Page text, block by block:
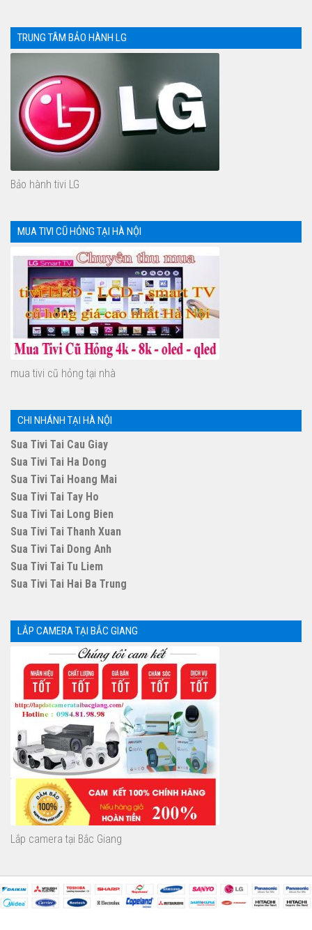
TRUNG TÂM BẢO HÀNH LG
Bảo hành tivi LG
MUA TIVI CŨ HỎNG TẠI HÀ NỘI
mua tivi cũ hỏng tại nhà
CHI NHÁNH TẠI HÀ NỘI
Sua Tivi Tai Cau Giay
Sua Tivi Tai Ha Dong
Sua Tivi Tai Hoang Mai
Sua Tivi Tai Tay Ho
Sua Tivi Tai Long Bien
Sua Tivi Tai Thanh Xuan
Sua Tivi Tai Dong Anh
Sua Tivi Tai Tu Liem
Sua Tivi Tai Hai Ba Trung
LẮP CAMERA TẠI BẮC GIANG
Lắp camera tại Bắc Giang